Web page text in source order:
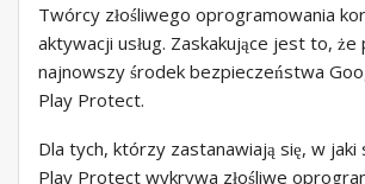
Twórcy złośliwego oprogramowania
aktywacji usług. Zaskakujące jest to, że
najnowszy środek bezpieczeństwa
Play Protect.
Dla tych, którzy zastanawiają się, w
Play Protect wykrywa złośliwe